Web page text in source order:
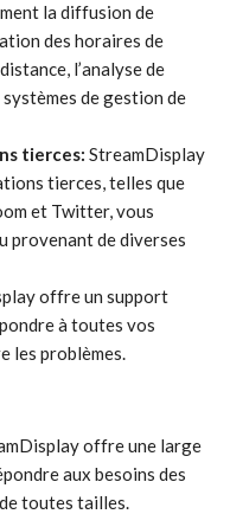
la diffusion de
des horaires de
l’analyse de
de gestion de
tierces: StreamDisplay
tierces, telles que
et Twitter, vous
provenant de diverses
offre un support
à toutes vos
les problèmes.
offre une large
aux besoins des
toutes tailles.